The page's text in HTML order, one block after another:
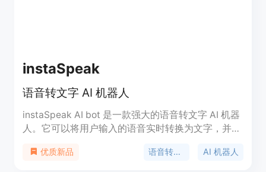
instaSpeak
语音转文字 AI 机器人
instaSpeak AI bot 是一款强大的语音转文字 AI 机器
人。它可以将用户输入的语音实时转换为文字，并且
音，并立即获得文字转录。instaSpeak AI bot 的优
优质新品 语音转文字 AI 机器人